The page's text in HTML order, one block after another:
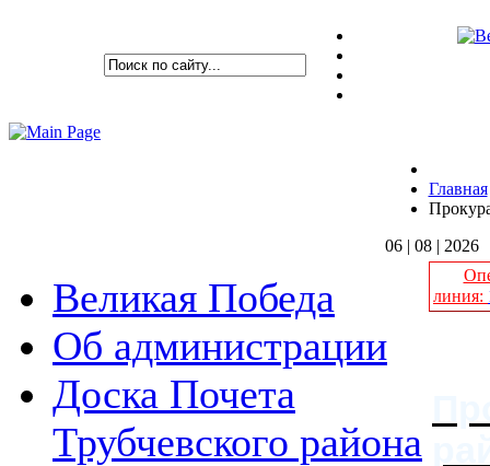
Главная
06 | 08 | 2026
Великая Победа
Об администрации
Доска Почета
Трубчевского района
линия: